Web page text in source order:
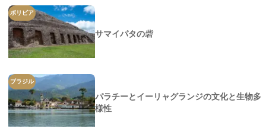
ボリビア
サマイパタの砦
ブラジル
パラチーとイーリャグランジの文化と生物多
様性